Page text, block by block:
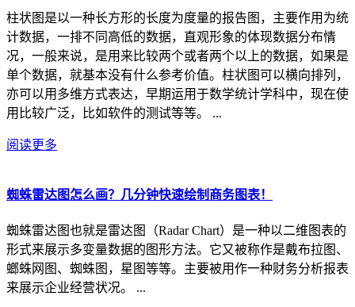
柱状图是以一种长方形的长度为度量的报告图，主要作用为统
计数据，一排不同高低的数据，直观形象的体现数据分布情
况，一般来说，是用来比较两个或者两个以上的数据，如果是
单个数据，就基本没有什么参考价值。柱状图可以横向排列，
亦可以用多维方式表达，早期运用于数学统计学科中，现在使
用比较广泛，比如软件的测试等等。 ...
阅读更多
蜘蛛雷达图怎么画？几分钟快速绘制商务图表！
蜘蛛雷达图也就是雷达图（Radar Chart）是一种以二维图表的
形式来展示多变量数据的图形方法。它又被称作是戴布拉图、
螂蛛网图、蜘蛛图，星图等等。主要被用作一种财务分析报表
来展示企业经营状况。 ...